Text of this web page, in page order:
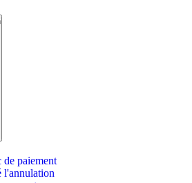
de paiement
l'annulation